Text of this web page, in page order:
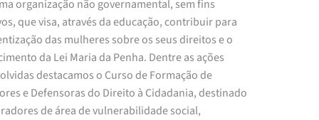
organização não governamental, sem fins
que visa, através da educação, contribuir para
das mulheres sobre os seus direitos e o
da Lei Maria da Penha. Dentre as ações
destacamos o Curso de Formação de
e Defensoras do Direito à Cidadania, destinado
de área de vulnerabilidade social,